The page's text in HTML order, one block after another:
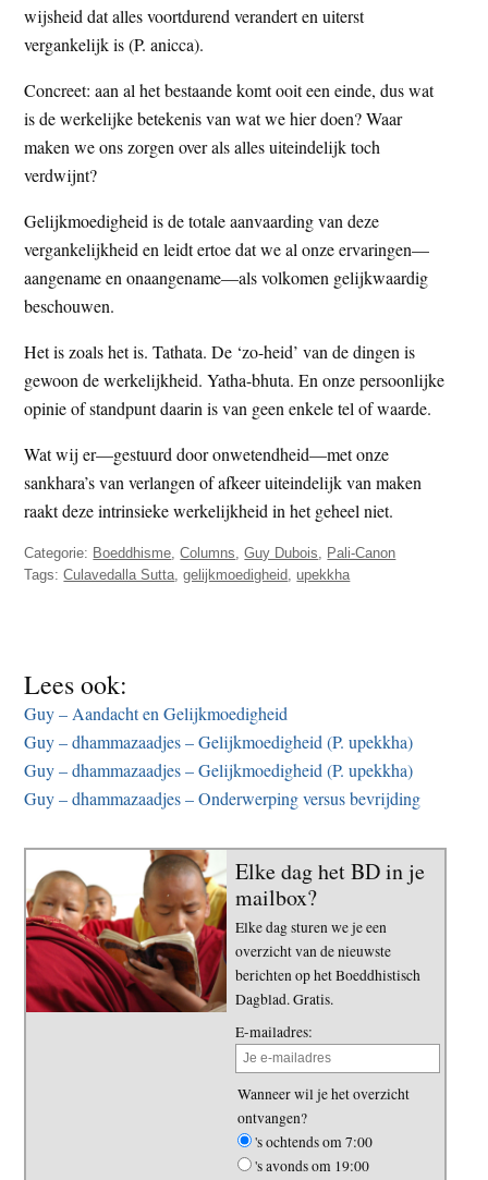
wijsheid dat alles voortdurend verandert en uiterst
vergankelijk is (P. anicca).
Concreet: aan al het bestaande komt ooit een einde, dus wat
is de werkelijke betekenis van wat we hier doen? Waar
maken we ons zorgen over als alles uiteindelijk toch
verdwijnt?
Gelijkmoedigheid is de totale aanvaarding van deze
vergankelijkheid en leidt ertoe dat we al onze ervaringen—
aangename en onaangename—als volkomen gelijkwaardig
beschouwen.
Het is zoals het is. Tathata. De ‘zo-heid’ van de dingen is
gewoon de werkelijkheid. Yatha-bhuta. En onze persoonlijke
opinie of standpunt daarin is van geen enkele tel of waarde.
Wat wij er—gestuurd door onwetendheid—met onze
sankhara’s van verlangen of afkeer uiteindelijk van maken
raakt deze intrinsieke werkelijkheid in het geheel niet.
Categorie: Boeddhisme ,Columns ,Guy Dubois
Pali-Canon
Tags:Culavedalla Sutta ,gelijkmoedigheid ,upekkha
Lees ook:
Guy – Aandacht en Gelijkmoedigheid
Guy – dhammazaadjes – Gelijkmoedigheid (P. upekkha)
Guy – dhammazaadjes – Gelijkmoedigheid (P. upekkha)
Guy – dhammazaadjes – Onderwerping versus bevrijding
Elke dag het BD in je
mailbox?
Elke dag sturen we je een
overzicht van de nieuwste
berichten op het Boeddhistisch
Dagblad. Gratis.
E-mailadres:
Wanneer wil je het overzicht
ontvangen?
's ochtends om 7:00
's avonds om 19:00